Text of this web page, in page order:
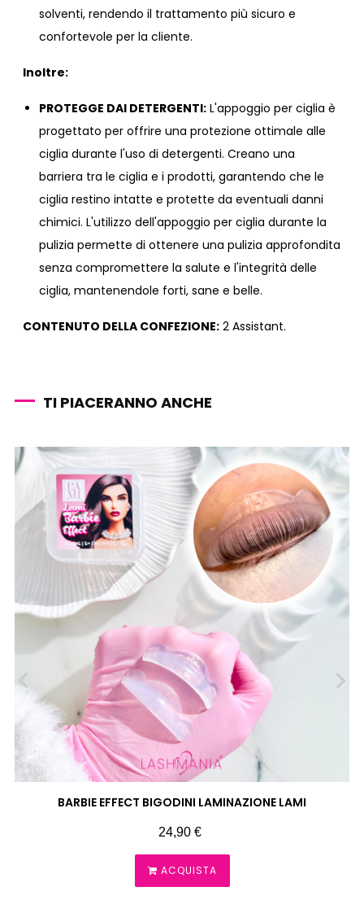
solventi, rendendo il trattamento più sicuro e
confortevole per la cliente.
Inoltre:
PROTEGGE DAI DETERGENTI: L'appoggio per ciglia è
progettato per offrire una protezione ottimale alle
ciglia durante l'uso di detergenti. Creano una
barriera tra le ciglia e i prodotti, garantendo che le
ciglia restino intatte e protette da eventuali danni
chimici. L'utilizzo dell'appoggio per ciglia durante la
pulizia permette di ottenere una pulizia approfondita
senza compromettere la salute e l'integrità delle
ciglia, mantenendole forti, sane e belle.
CONTENUTO DELLA CONFEZIONE: 2 Assistant.
TI PIACERANNO ANCHE
BARBIE EFFECT BIGODINI LAMINAZIONE LAMI
Prezzo
24,90 €
ACQUISTA